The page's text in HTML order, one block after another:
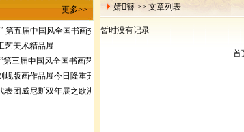
更多>>
第五届中国风全国书画交流赛暨纪念抗日战争胜利70周年书画展7
艺美术精品展
第三届中国风全国书画艺术交流赛征稿
版画作品展今日隆重开展
表团威尼斯双年展之欧洲行
婧簮 >> 文章列表
暂时没有记录
首